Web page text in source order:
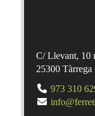
C/ Llevant,
25300 Tàrrega
973 310